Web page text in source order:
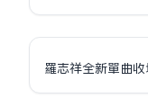
羅志祥全新單曲